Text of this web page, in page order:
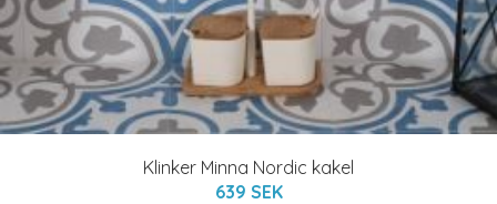
Klinker Minna Nordic kakel
639 SEK